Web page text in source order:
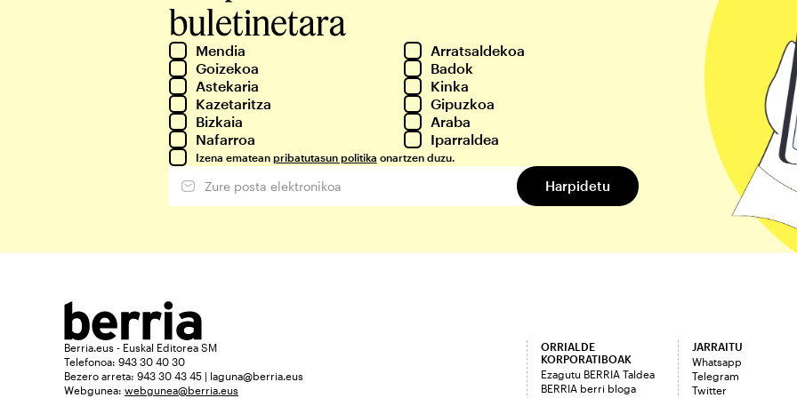
buletinetara
Mendia
Arratsaldekoa
Goizekoa
Badok
Astekaria
Kinka
Kazetaritza
Gipuzkoa
Bizkaia
Araba
Nafarroa
Iparraldea
Izena ematean pribatutasun politika onartzen duzu.
Berria.eus - Euskal Editorea SM
Telefonoa: 943 30 40 30
Bezero arreta: 943 30 43 45 | laguna@berria.eus
Webgunea: webgunea@berria.eus
ORRIALDE
KORPORATIBOAK
Ezagutu BERRIA Taldea
BERRIA berri bloga
JARRAITU
Whatsapp
Telegram
Twitter